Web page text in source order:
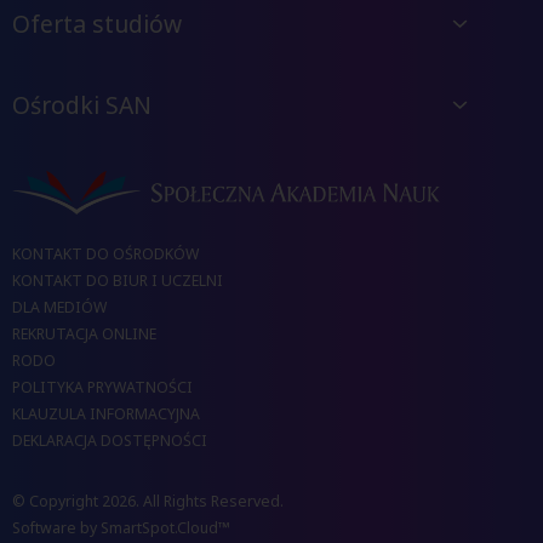
Oferta studiów
Ośrodki SAN
KONTAKT DO OŚRODKÓW
KONTAKT DO BIUR I UCZELNI
DLA MEDIÓW
REKRUTACJA ONLINE
RODO
POLITYKA PRYWATNOŚCI
KLAUZULA INFORMACYJNA
DEKLARACJA DOSTĘPNOŚCI
© Copyright 2026. All Rights Reserved.
Software by SmartSpot.Cloud™